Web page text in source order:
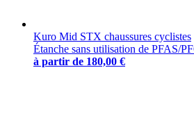
Kuro Mid STX chaussures cyclistes
Étanche sans utilisation de PFAS/
à partir de 180,00 €